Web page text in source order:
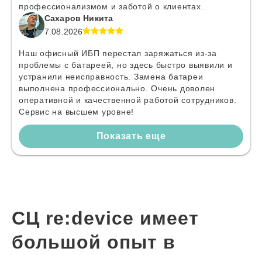
профессионализмом и заботой о клиентах.
Сахаров Никита
7.08.2026
Наш офисный ИБП перестал заряжаться из-за
проблемы с батареей, но здесь быстро выявили и
устранили неисправность. Замена батареи
выполнена профессионально. Очень доволен
оперативной и качественной работой сотрудников.
Сервис на высшем уровне!
Показать еще
СЦ re:device имеет
большой опыт в